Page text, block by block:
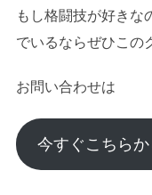
もし格闘技が好きな
でいるならぜひこの
お問い合わせは
今すぐこちらか